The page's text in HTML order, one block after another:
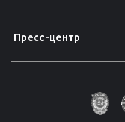
Пресс-центр